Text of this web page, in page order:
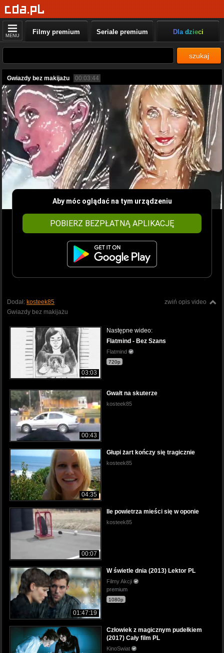
MENU Filmy premium Seriale premium Dla dzieci
szukaj
Gwiazdy bez makijażu 00:03:44
Aby móc oglądać na tym urządzeniu
POBIERZ BEZPŁATNĄ APLIKACJĘ
zwiń opis video
Dodał: kosteek85
Gwiazdy bez makijażu
03:03
Następne wideo:
Flatmind - Bez Szans
Flatmind
720p
00:43
Gwałt na skuterze
kosteek85
04:35
Głupi żart kończy się tragicznie
kosteek85
00:07
Ile powietrza mieści się w oponie
kosteek85
01:47:19
W świetle dnia (2013) Lektor PL
Filmy Akcji
premium
1080p
Człowiek z magicznym pudełkiem
(2017) Cały film PL
KinoSwiat